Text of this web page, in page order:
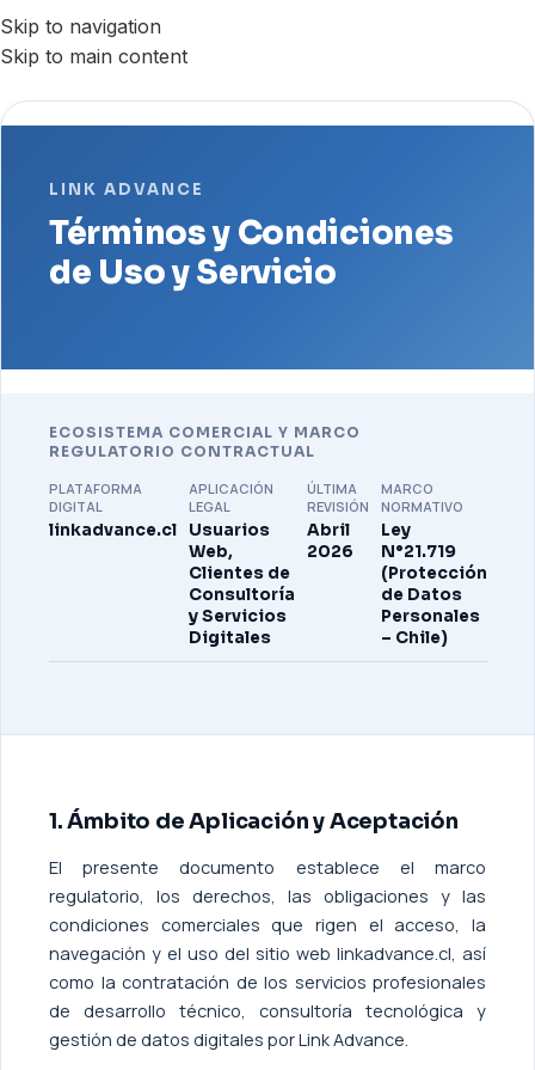
Skip to navigation
Skip to main content
LINK ADVANCE
Términos y Condiciones
de Uso y Servicio
ECOSISTEMA COMERCIAL Y MARCO
REGULATORIO CONTRACTUAL
PLATAFORMA
DIGITAL
linkadvance.cl
APLICACIÓN
LEGAL
Usuarios
Web,
Clientes de
Consultoría
y Servicios
Digitales
ÚLTIMA
REVISIÓN
Abril
2026
MARCO
NORMATIVO
Ley
N°21.719
(Protección
de Datos
Personales
– Chile)
1. Ámbito de Aplicación y Aceptación
El presente documento establece el marco
regulatorio, los derechos, las obligaciones y las
condiciones comerciales que rigen el acceso, la
navegación y el uso del sitio web linkadvance.cl, así
como la contratación de los servicios profesionales
de desarrollo técnico, consultoría tecnológica y
gestión de datos digitales por Link Advance.